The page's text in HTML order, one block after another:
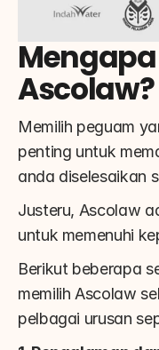
Ascolaw?
Memilih peguam
penting untuk
anda diselesaikan
Justeru, Ascolaw
untuk memenuhi
Berikut beberapa
memilih Ascolaw
pelbagai urusan